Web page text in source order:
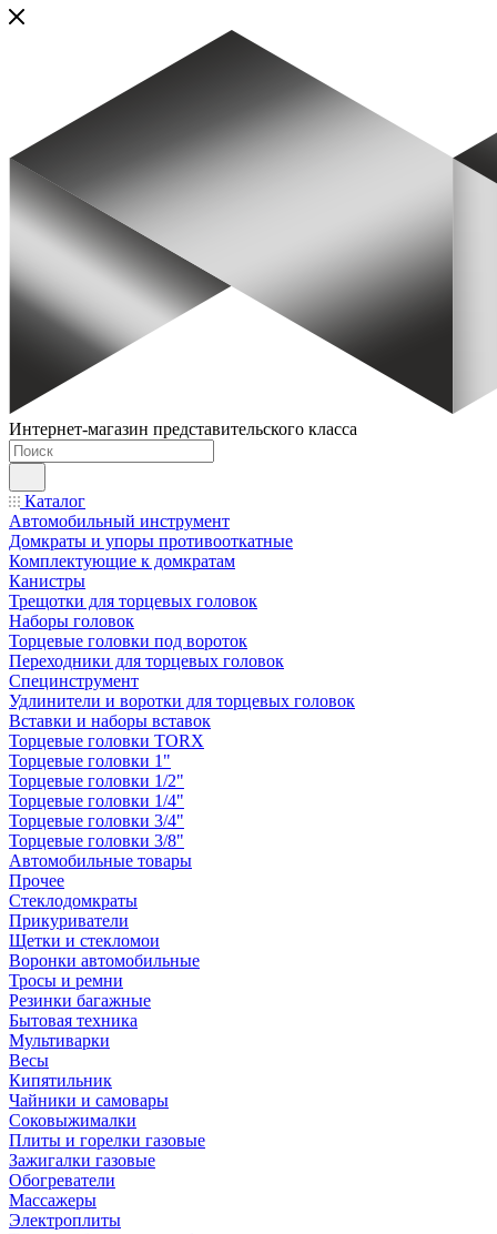
Интернет-магазин представительского класса
Каталог
Автомобильный инструмент
Домкраты и упоры противооткатные
Комплектующие к домкратам
Канистры
Трещотки для торцевых головок
Наборы головок
Торцевые головки под вороток
Переходники для торцевых головок
Специнструмент
Удлинители и воротки для торцевых головок
Вставки и наборы вставок
Торцевые головки TORX
Торцевые головки 1"
Торцевые головки 1/2"
Торцевые головки 1/4"
Торцевые головки 3/4"
Торцевые головки 3/8"
Автомобильные товары
Прочее
Стеклодомкраты
Прикуриватели
Щетки и стекломои
Воронки автомобильные
Тросы и ремни
Резинки багажные
Бытовая техника
Мультиварки
Весы
Кипятильник
Чайники и самовары
Соковыжималки
Плиты и горелки газовые
Зажигалки газовые
Обогреватели
Массажеры
Электроплиты